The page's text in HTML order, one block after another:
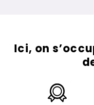
Ici, on